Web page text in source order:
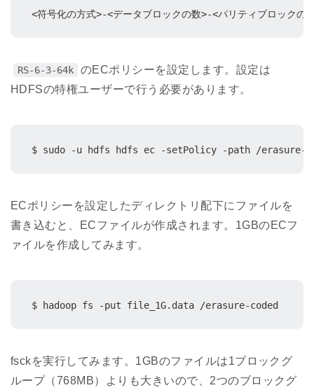
<符号化の方式>-<データブロックの数>-<パリティブロックの
RS-6-3-64k
のECポリシーを設定します。設定は
HDFSの特権ユーザーで行う必要があります。
$ sudo -u hdfs hdfs ec -setPolicy -path /erasure-
ECポリシーを設定したディレクトリ配下にファイルを
書き込むと、ECファイルが作成されます。1GBのECフ
ァイルを作成してみます。
$ hadoop fs -put file_1G.data /erasure-coded
fsckを実行してみます。1GBのファイルは1ブロックグ
ループ（768MB）よりも大きいので、2つのブロックグ